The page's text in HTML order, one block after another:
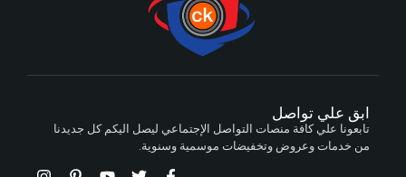
ابق علي تواصل
تابعونا علي كافة منصات التواصل الإجتماعي ليصل اليكم كل جديدنا
من خدمات وعروض وتخفيضات موسمية وسنوية.